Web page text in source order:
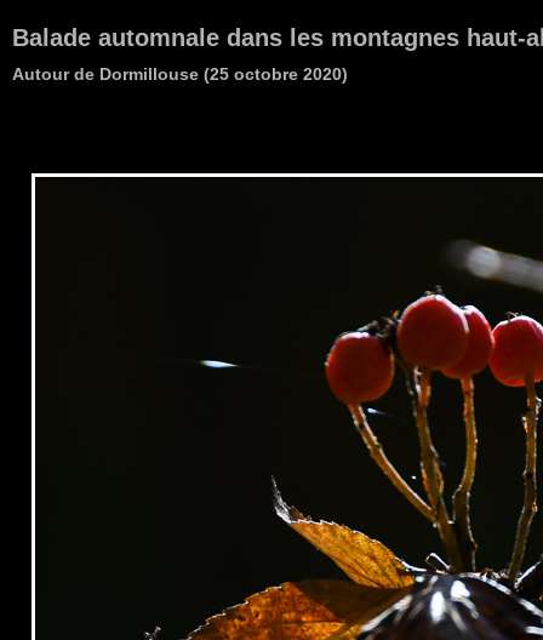
Balade automnale dans les montagnes haut-
Autour de Dormillouse (25 octobre 2020)